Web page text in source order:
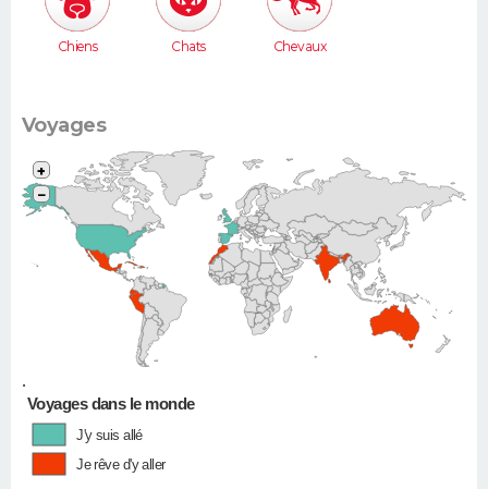
Chiens Chats Chevaux
Voyages
•
+
−
Voyages dans le monde
J'y suis allé
Je rêve d'y aller